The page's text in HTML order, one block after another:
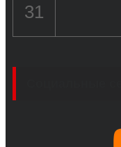
31